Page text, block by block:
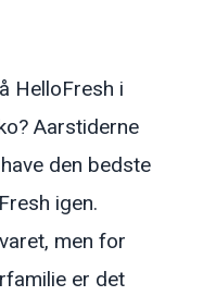
HelloFresh i
Aarstiderne
den bedste
igen.
men for
er det